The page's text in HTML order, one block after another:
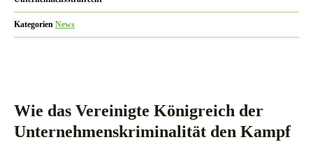
Kategorien News
Wie das Vereinigte Königreich der
Unternehmenskriminalität den Kampf